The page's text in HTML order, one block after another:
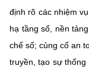
Năng lượng
Tin tổng hợp
Bưu chính,
Sở hữu trí tuệ
Infographic
định rõ các nhiệm
hạ tầng số, nền
chế số; củng cố an
truyền, tạo sự